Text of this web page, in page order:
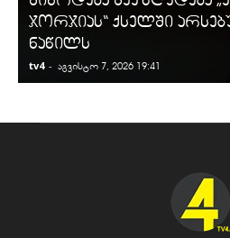
ჯორჯიას“ ქსელში
ნაწილს
tv4 - აგვისტო 7, 2026 19:41